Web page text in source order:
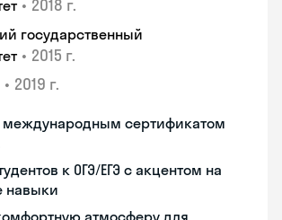
• 2018 г.
государственный
• 2015 г.
• 2019 г.
международным сертификатом
к ОГЭ/ЕГЭ с акцентом на
навыки
атмосферу для